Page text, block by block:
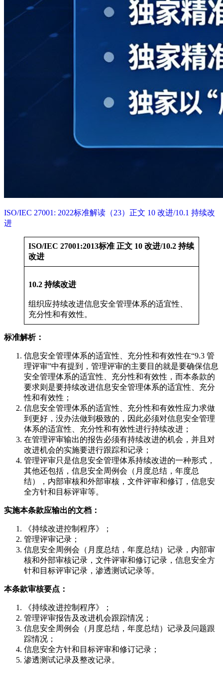
ISO/IEC 27001: 2022标准解读（23）正文 10 改进/10.1 持续改
进
ISO/IEC 27001:2013标准 正文 10 改进/10.2 持续
改进
10.2 持续改进
组织应持续改进信息安全管理体系的适宜性、
充分性和有效性。
标准解析：
信息安全管理体系的适宜性、充分性和有效性在“9.3 管
理评审”中有提到，管理评审的主要目的就是要确保信息
安全管理体系的适宜性、充分性和有效性，而本条款的
要求则是要持续改进信息安全管理体系的适宜性、充分
性和有效性；
信息安全管理体系的适宜性、充分性和有效性应力求做
到更好，没办法做到极致的，因此必须对信息安全管理
体系的适宜性、充分性和有效性进行持续改进；
在管理评审输出的报告必须有持续改进的机会，并且对
改进机会的实施要进行跟踪和记录；
管理评审只是信息安全管理体系持续改进的一种形式，
其他还包括，信息安全周例会（月度总结，年度总
结），内部审核和外部审核，文件评审和修订，信息安
全方针和目标评审等。
实施本条款应输出的文档：
《持续改进控制程序》；
管理评审记录；
信息安全周例会（月度总结，年度总结）记录，内部审
核和外部审核记录，文件评审和修订记录，信息安全方
针和目标评审记录，渗透测试记录等。
本条款审核要点：
《持续改进控制程序》；
管理评审报告及改进机会跟踪情况；
信息安全周例会（月度总结，年度总结）记录及问题跟
踪情况；
信息安全方针和目标评审和修订记录；
渗透测试记录及整改记录。